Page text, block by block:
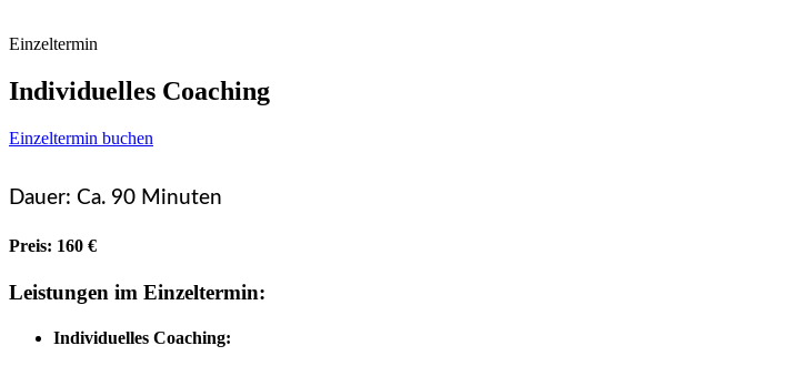
Einzeltermin
Individuelles Coaching
Einzeltermin buchen
Dauer: Ca. 90 Minuten
Preis: 160 €
Leistungen im Einzeltermin:
Individuelles Coaching: